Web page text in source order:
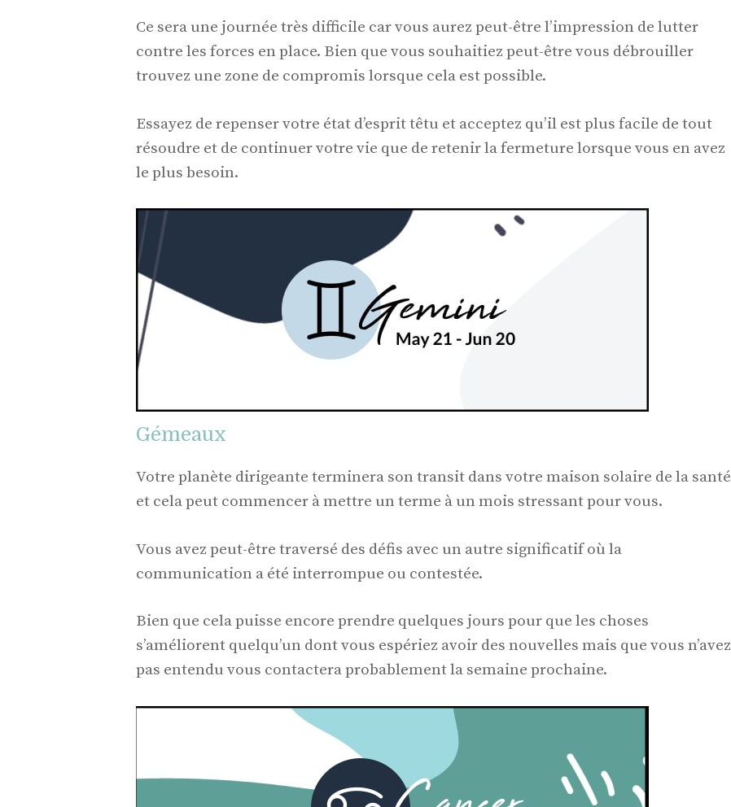
Ce sera une journée très difficile car vous aurez peut-être l’impression de lutter
contre les forces en place. Bien que vous souhaitiez peut-être vous débrouiller
trouvez une zone de compromis lorsque cela est possible.
Essayez de repenser votre état d’esprit têtu et acceptez qu’il est plus facile de tout
résoudre et de continuer votre vie que de retenir la fermeture lorsque vous en avez
le plus besoin.
Gémeaux
Votre planète dirigeante terminera son transit dans votre maison solaire de la santé
et cela peut commencer à mettre un terme à un mois stressant pour vous.
Vous avez peut-être traversé des défis avec un autre significatif où la
communication a été interrompue ou contestée.
Bien que cela puisse encore prendre quelques jours pour que les choses
s’améliorent quelqu’un dont vous espériez avoir des nouvelles mais que vous n’avez
pas entendu vous contactera probablement la semaine prochaine.